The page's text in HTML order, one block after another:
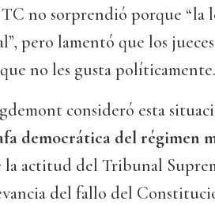
no sorprendió porque “la
pero lamentó que los
no les gusta políticamente.
consideró esta
democrática del régimen
la actitud del Tribunal
del fallo del